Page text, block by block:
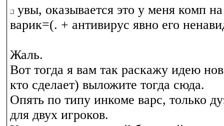
увы, оказывается это у меня комп
варик=(. + антивирус явно его
Жаль.
Вот тогда я вам так раскажу идею
кто сделает) выложите тогда сюда.
Опять по типу инкоме варс, только
для двух игроков.